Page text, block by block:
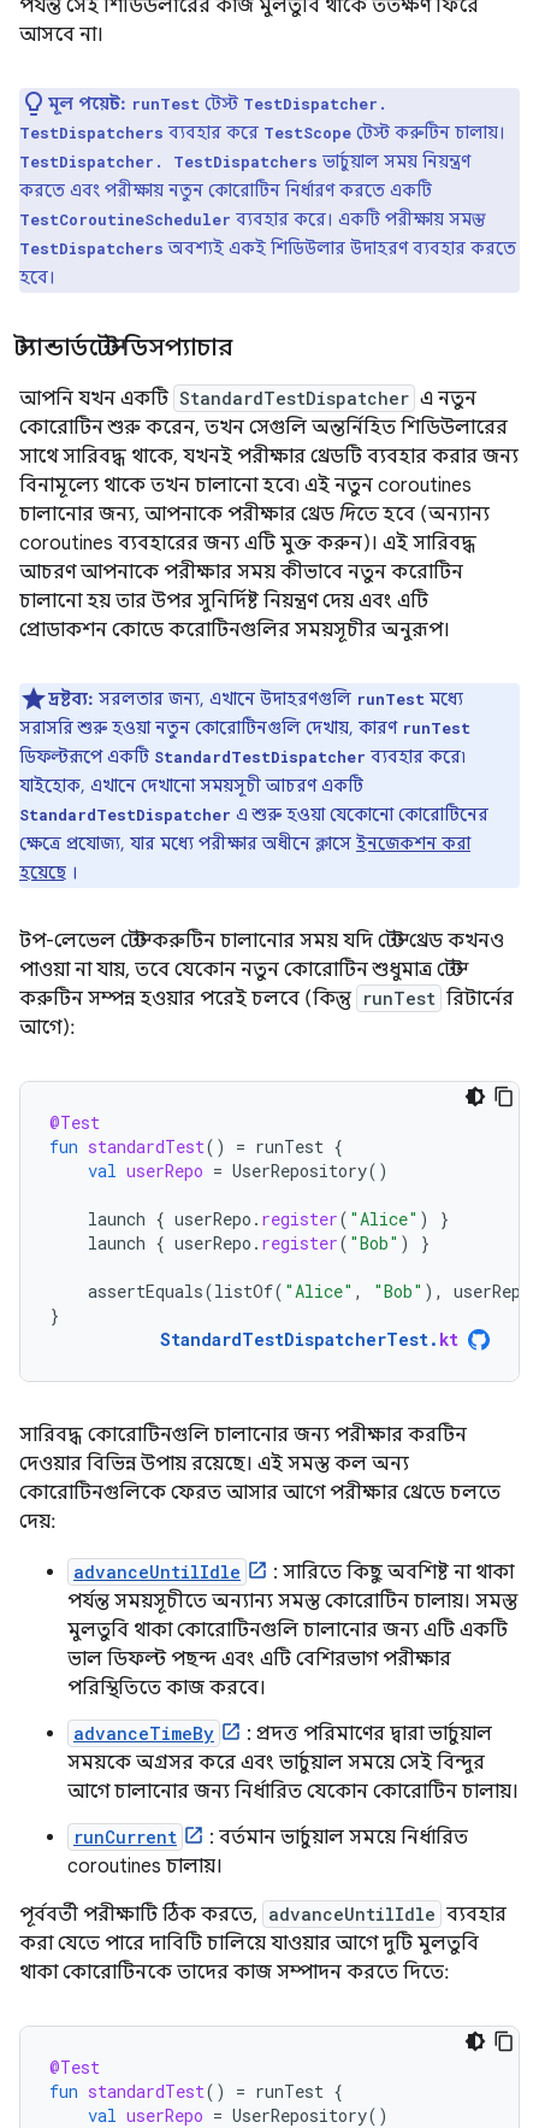
পর্যন্ত সেই শিডিউলারের কাজ মুলতুবি থাকে ততক্ষণ ফিরে
আসবে না।
মূল পয়েন্ট: runTest টেস্ট TestDispatcher.
TestDispatchers ব্যবহার করে TestScope টেস্ট করুটিন চালায়।
TestDispatcher. TestDispatchers ভার্চুয়াল সময় নিয়ন্ত্রণ
করতে এবং পরীক্ষায় নতুন কোরোটিন নির্ধারণ করতে একটি
TestCoroutineScheduler ব্যবহার করে। একটি পরীক্ষায় সমস্ত
TestDispatchers অবশ্যই একই শিডিউলার উদাহরণ ব্যবহার করতে
হবে।
স্ট্যান্ডার্ডটেস্ট ডিসপ্যাচার
আপনি যখন একটি StandardTestDispatcher এ নতুন
কোরোটিন শুরু করেন, তখন সেগুলি অন্তর্নিহিত শিডিউলারের
সাথে সারিবদ্ধ থাকে, যখনই পরীক্ষার থ্রেডটি ব্যবহার করার জন্য
বিনামূল্যে থাকে তখন চালানো হবে৷ এই নতুন coroutines
চালানোর জন্য, আপনাকে পরীক্ষার থ্রেড দিতেহবে (অন্যান্য
coroutines ব্যবহারের জন্য এটি মুক্ত করুন)। এই সারিবদ্ধ
আচরণ আপনাকে পরীক্ষার সময় কীভাবে নতুন করোটিন
চালানো হয় তার উপর সুনির্দিষ্ট নিয়ন্ত্রণ দেয় এবং এটি
প্রোডাকশন কোডে করোটিনগুলির সময়সূচীর অনুরূপ।
দ্রষ্টব্য: সরলতার জন্য, এখানে উদাহরণগুলি runTest মধ্যে
সরাসরি শুরু হওয়া নতুন কোরোটিনগুলি দেখায়, কারণ runTest
ডিফল্টরূপে একটি StandardTestDispatcher ব্যবহার করে৷
যাইহোক, এখানে দেখানো সময়সূচী আচরণ একটি
StandardTestDispatcher এ শুরু হওয়া যেকোনো কোরোটিনের
ক্ষেত্রে প্রযোজ্য, যার মধ্যে পরীক্ষার অধীনে ক্লাসে ইনজেকশন করা
হয়েছে ।
টপ-লেভেল টেস্ট করুটিন চালানোর সময় যদি টেস্ট থ্রেড কখনও
পাওয়া না যায়, তবে যেকোন নতুন কোরোটিন শুধুমাত্র টেস্ট
করুটিন সম্পন্ন হওয়ার পরেই চলবে (কিন্তু runTest রিটার্নের
আগে):
@Test
fun standardTest() = runTest {
val userRepo = UserRepository()
launch { userRepo . register( "Alice" )
}
launch { userRepo . register( "Bob" ) }
assertEquals(listOf( "Alice" , "Bob" ), userRepo
}
StandardTestDispatcherTest. kt
সারিবদ্ধ কোরোটিনগুলি চালানোর জন্য পরীক্ষার করটিন
দেওয়ার বিভিন্ন উপায় রয়েছে। এই সমস্ত কল অন্য
কোরোটিনগুলিকে ফেরত আসার আগে পরীক্ষার থ্রেডে চলতে
দেয়:
advanceUntilIdle
: সারিতে কিছু অবশিষ্ট না থাকা
পর্যন্ত সময়সূচীতে অন্যান্য সমস্ত কোরোটিন চালায়। সমস্ত
মুলতুবি থাকা কোরোটিনগুলি চালানোর জন্য এটি একটি
ভাল ডিফল্ট পছন্দ এবং এটি বেশিরভাগ পরীক্ষার
পরিস্থিতিতে কাজ করবে।
advanceTimeBy
: প্রদত্ত পরিমাণের দ্বারা ভার্চুয়াল
সময়কে অগ্রসর করে এবং ভার্চুয়াল সময়ে সেই বিন্দুর
আগে চালানোর জন্য নির্ধারিত যেকোন কোরোটিন চালায়।
runCurrent
: বর্তমান ভার্চুয়াল সময়ে নির্ধারিত
coroutines চালায়।
পূর্ববর্তী পরীক্ষাটি ঠিক করতে, advanceUntilIdle ব্যবহার
করা যেতে পারে দাবিটি চালিয়ে যাওয়ার আগে দুটি মুলতুবি
থাকা কোরোটিনকে তাদের কাজ সম্পাদন করতে দিতে:
@Test
fun standardTest() = runTest {
val userRepo = UserRepository()